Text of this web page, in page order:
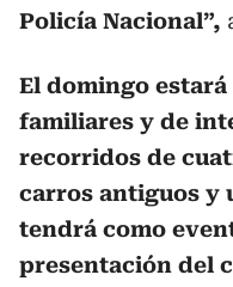
Policía Nacional”,
El domingo
familiares y de
recorridos de
carros antiguos y
tendrá como
presentación del